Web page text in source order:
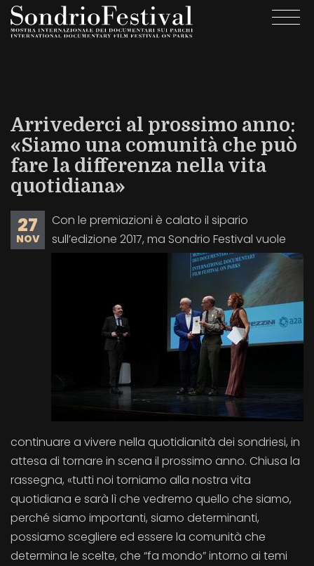
Salta
Arrivederci al prossimo anno:
«Siamo una comunità che può
fare la differenza nella vita
quotidiana»
27
NOV
Con le premiazioni è calato il sipario
sull’edizione 2017, ma Sondrio Festival vuole
continuare a vivere nella quotidianità dei sondriesi, in
attesa di tornare in scena il prossimo anno. Chiusa la
rassegna, «tutti noi torniamo alla nostra vita
quotidiana e sarà lì che vedremo quello che siamo,
perché siamo importanti, siamo determinanti,
possiamo scegliere ed essere la comunità che
determina le scelte, che “fa mondo” intorno ai temi